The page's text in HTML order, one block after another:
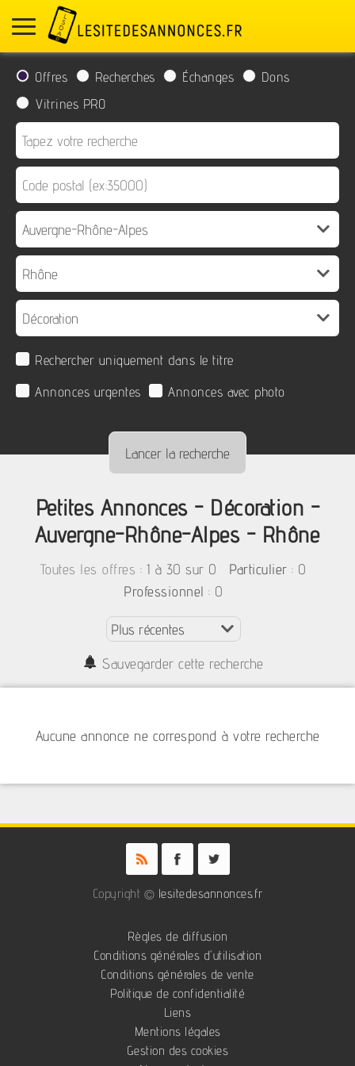
Offres Recherches Échanges
Dons
Vitrines PRO
Rechercher uniquement dans le titre
Annonces urgentes
Annonces avec photo
Petites Annonces - Décoration -
Auvergne-Rhône-Alpes - Rhône
Toutes les offres : 1 à 30 sur 0 Particulier : 0
Professionnel : 0
Sauvegarder cette recherche
Aucune annonce ne correspond à votre recherche
Copyright © lesitedesannonces.fr
Règles de diffusion
Conditions générales d'utilisation
Conditions générales de vente
Politique de confidentialité
Liens
Mentions légales
Gestion des cookies